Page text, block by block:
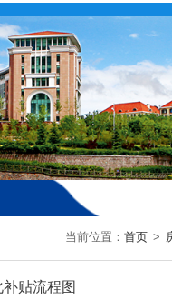
当前位置： 首页 >
贴流程图